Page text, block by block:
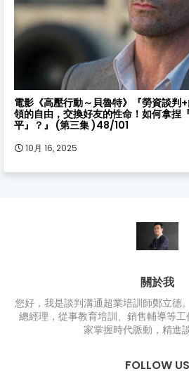
談判電影
電影《高壓行動～貝魯特》『勞資談判
領的自由，交換好友的性命！如何拿捏
平』？』 (第三集 )48/101
10月 16, 2025
關於我
您好，我是談判溝通超業培訓師鄭立德
總經理，從事教育培訓、銷售輔導等
家掌握時代脈動，精進
FOLLOW US